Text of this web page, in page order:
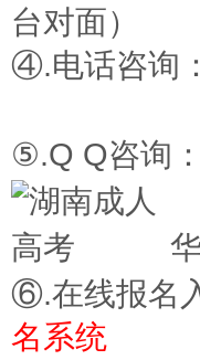
台对面）
④.电话咨询：
⑤.Q Q咨询：
⑥.在线报名
名系统